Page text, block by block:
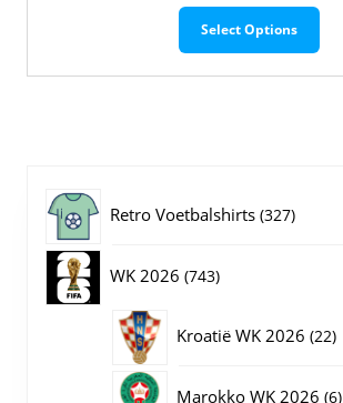
Select Options
Dit
Retro Voetbalshirts 327327
WK 2026 743743
Kroatië WK 2026 2222
Marokko WK 2026 66